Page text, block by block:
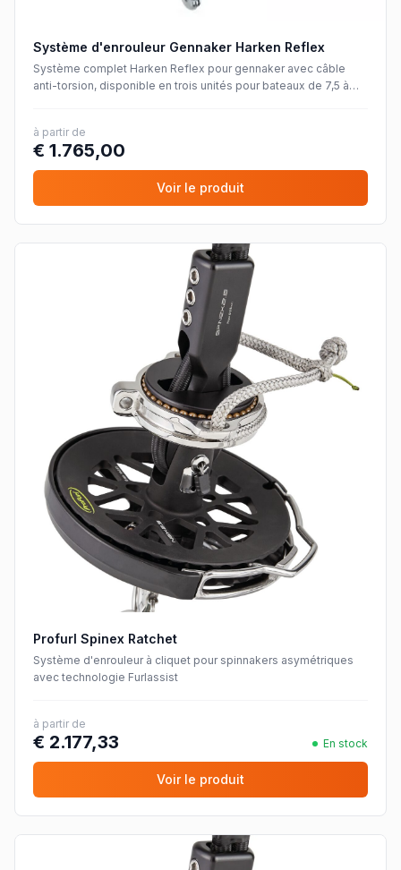
Système d'enrouleur Gennaker Harken Reflex
Système complet Harken Reflex pour gennaker avec câble
anti-torsion, disponible en trois unités pour bateaux de 7,5 à
à partir de
€ 1.765,00
Voir le produit
Profurl Spinex Ratchet
Système d'enrouleur à cliquet pour spinnakers asymétriques
avec technologie Furlassist
à partir de
€ 2.177,33 En stock
Voir le produit